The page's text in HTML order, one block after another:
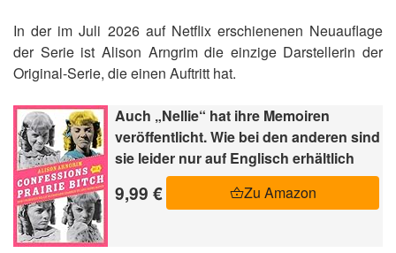
In der im Juli 2026 auf Netflix erschienenen Neuauflage
der Serie ist Alison Arngrim die einzige Darstellerin der
Original-Serie, die einen Auftritt hat.
Auch „Nellie“ hat ihre Memoiren
veröffentlicht. Wie bei den anderen sind
sie leider nur auf Englisch erhältlich
9,99 € Zu Amazon